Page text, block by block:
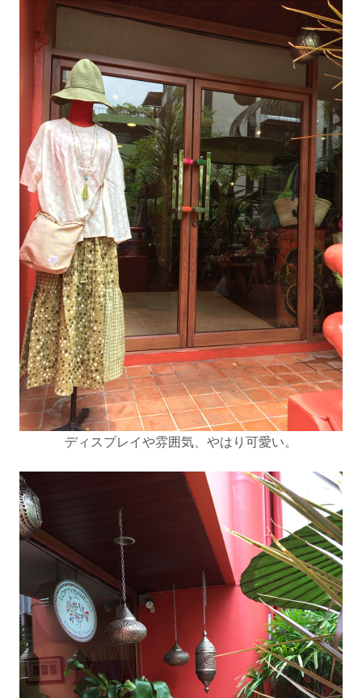
ディスプレイや雰囲気、やはり可愛い。